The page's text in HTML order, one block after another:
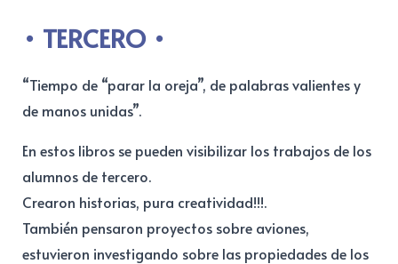
TERCERO
“Tiempo de “parar la oreja”, de palabras valientes y
de manos unidas”.
En estos libros se pueden visibilizar los trabajos de los
alumnos de tercero.
Crearon historias, pura creatividad!!!.
También pensaron proyectos sobre aviones,
estuvieron investigando sobre las propiedades de los